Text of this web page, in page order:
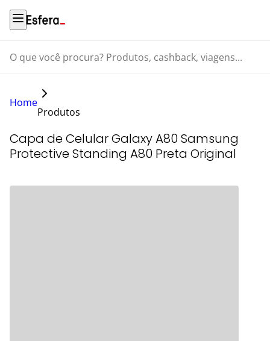
O que você procura? Produtos, cashback, viagens...
Home
Produtos
Capa de Celular Galaxy A80 Samsung
Protective Standing A80 Preta Original